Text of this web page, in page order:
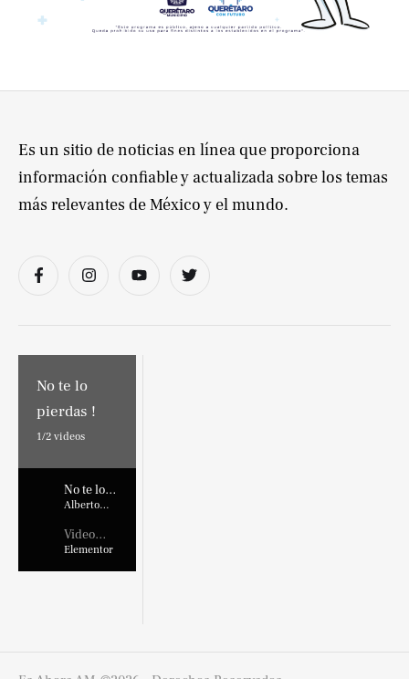
No te lo
pierdas !
1/2 videos
No te lo
pierdas !
Alberto
Video
Placehold
er
Elementor
Es un sitio de noticias en línea que proporciona
información confiable y actualizada sobre los temas
más relevantes de México y el mundo.